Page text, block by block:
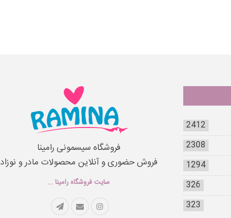
2412
2308
1294
326
323
فروشگاه سیسمونی رامینا
فروش حضوری و آنلاین محصولات مادر و نوزاد
سایت فروشگاه رامینا ...